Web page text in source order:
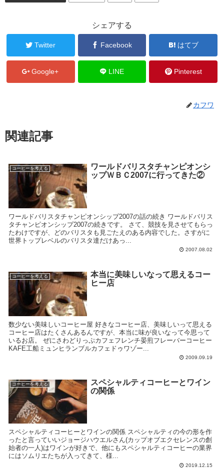
シェアする
Twitter Facebook はてブ
Google+ LINE Pinterest
カフワ
関連記事
コーヒーを考える
ワールドバリスタチャンピオンシ
ップＷＢＣ2007に行ってきた②
ワールドバリスタチャンピオンシップ2007の話の続き ワールドバリス
タチャンピオンシップ2007の続きです。 さて、競技を見させてもらっ
たわけですが、どのバリスタも見ごたえのある内容でした。さすがに
世界トップレベルのバリスタ達だけあっ...
2007.08.02
コーヒーを考える
本当に美味しいなって思えるコー
ヒー店
数少ない美味しいコーヒー屋 好きなコーヒー店、美味しいって思える
コーヒー店はたくさんあるんですが、本当に味が良いなって今思って
いるお店。 ぜにさわどりっぷカフェフレンチ晏煎フレーバーコーヒー
KAFE工船ミュンヒランブルカフェドゥワゾー...
2009.09.19
コーヒーを考える
スペシャルティコーヒーとワイン
の関係
スペシャルティコーヒーとワインの関係 スペシャルティの今の形を作
ったと言っていいジョージハウエルさん(カップオブエクセレンスの創
始者の一人)はワインが好きで、他にもスペシャルティコーヒーの業界
にはソムリエたちが入ってきて、様...
2019.12.15